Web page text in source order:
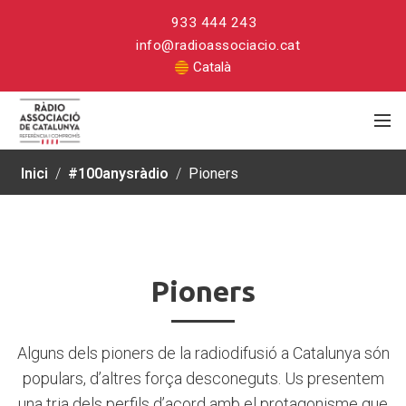
933 444 243
info@radioassociacio.cat
Català
Inici / #100anysràdio / Pioners
Pioners
Alguns dels pioners de la radiodifusió a Catalunya són
populars, d’altres força desconeguts. Us presentem